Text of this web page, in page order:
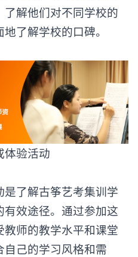
解他们对不同学校的
了解学校的口碑。
验活动
了解古筝艺考集训学
效途径。通过参加这
师的教学水平和课堂
己的学习风格和需